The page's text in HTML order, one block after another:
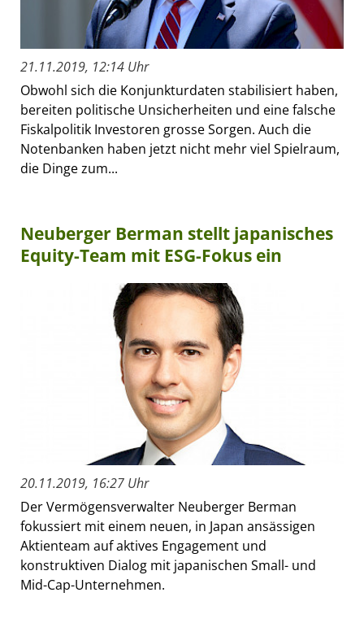
21.11.2019, 12:14 Uhr
Obwohl sich die Konjunkturdaten stabilisiert haben,
bereiten politische Unsicherheiten und eine falsche
Fiskalpolitik Investoren grosse Sorgen. Auch die
Notenbanken haben jetzt nicht mehr viel Spielraum,
die Dinge zum...
Neuberger Berman stellt japanisches
Equity-Team mit ESG-Fokus ein
20.11.2019, 16:27 Uhr
Der Vermögensverwalter Neuberger Berman
fokussiert mit einem neuen, in Japan ansässigen
Aktienteam auf aktives Engagement und
konstruktiven Dialog mit japanischen Small- und
Mid-Cap-Unternehmen.